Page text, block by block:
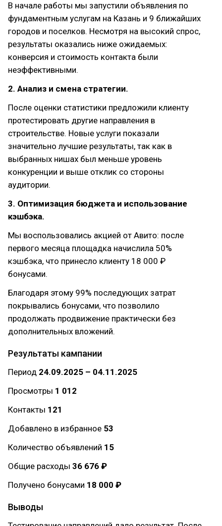
В начале работы мы запустили объявления по
фундаментным услугам на Казань и 9 ближайших
городов и поселков. Несмотря на высокий спрос,
результаты оказались ниже ожидаемых:
конверсия и стоимость контакта были
неэффективными.
2. Анализ и смена стратегии.
После оценки статистики предложили клиенту
протестировать другие направления в
строительстве. Новые услуги показали
значительно лучшие результаты, так как в
выбранных нишах был меньше уровень
конкуренции и выше отклик со стороны
аудитории.
3. Оптимизация бюджета и использование
кэшбэка.
Мы воспользовались акцией от Авито: после
первого месяца площадка начислила 50%
кэшбэка, что принесло клиенту 18 000 ₽
бонусами.
Благодаря этому 99% последующих затрат
покрывались бонусами, что позволило
продолжать продвижение практически без
дополнительных вложений.
Результаты кампании
Период 24.09.2025 – 04.11.2025
Просмотры 1 012
Контакты 121
Добавлено в избранное 53
Количество объявлений 15
Общие расходы 36 676 ₽
Получено бонусами 18 000 ₽
Выводы